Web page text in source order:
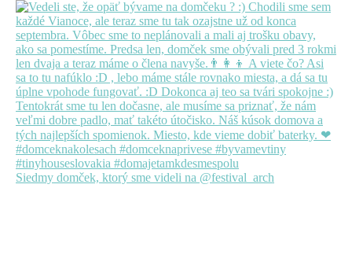
Siedmy domček, ktorý sme videli na @festival_arch